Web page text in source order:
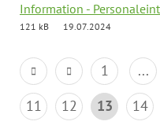
Information -
121 kB
19.07.2024
1 ...
11
12 13 14